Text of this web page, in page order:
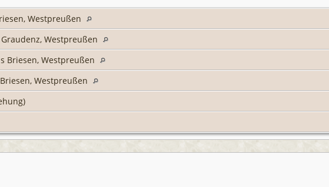
Westpreußen
Westpreußen
Briesen, Westpreußen
Westpreußen